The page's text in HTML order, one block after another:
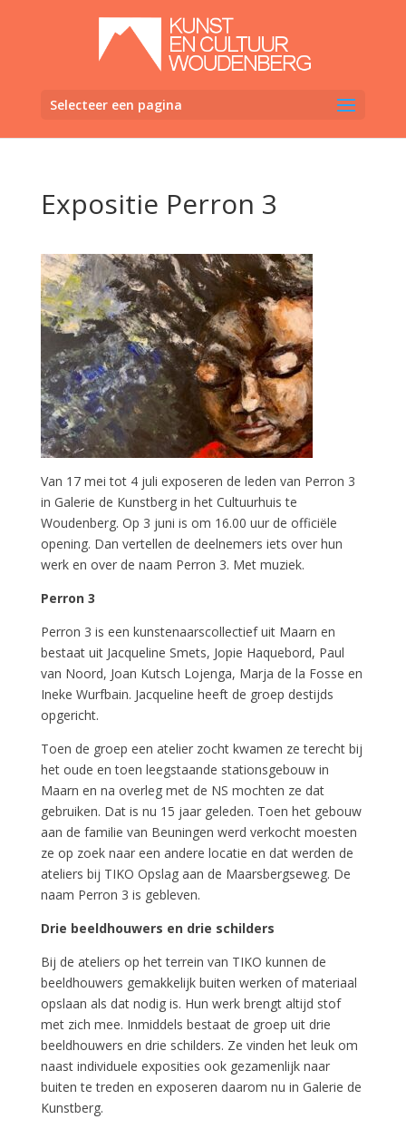
Selecteer een pagina
Expositie Perron 3
Van 17 mei tot 4 juli exposeren de leden van Perron 3
in Galerie de Kunstberg in het Cultuurhuis te
Woudenberg. Op 3 juni is om 16.00 uur de officiële
opening. Dan vertellen de deelnemers iets over hun
werk en over de naam Perron 3. Met muziek.
Perron 3
Perron 3 is een kunstenaarscollectief uit Maarn en
bestaat uit Jacqueline Smets, Jopie Haquebord, Paul
van Noord, Joan Kutsch Lojenga, Marja de la Fosse en
Ineke Wurfbain. Jacqueline heeft de groep destijds
opgericht.
Toen de groep een atelier zocht kwamen ze terecht bij
het oude en toen leegstaande stationsgebouw in
Maarn en na overleg met de NS mochten ze dat
gebruiken. Dat is nu 15 jaar geleden. Toen het gebouw
aan de familie van Beuningen werd verkocht moesten
ze op zoek naar een andere locatie en dat werden de
ateliers bij TIKO Opslag aan de Maarsbergseweg. De
naam Perron 3 is gebleven.
Drie beeldhouwers en drie schilders
Bij de ateliers op het terrein van TIKO kunnen de
beeldhouwers gemakkelijk buiten werken of materiaal
opslaan als dat nodig is. Hun werk brengt altijd stof
met zich mee. Inmiddels bestaat de groep uit drie
beeldhouwers en drie schilders. Ze vinden het leuk om
naast individuele exposities ook gezamenlijk naar
buiten te treden en exposeren daarom nu in Galerie de
Kunstberg.